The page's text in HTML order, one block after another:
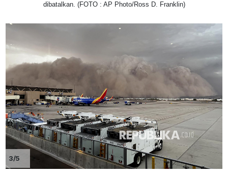
dibatalkan. (FOTO : AP Photo/Ross D. Franklin)
3/5